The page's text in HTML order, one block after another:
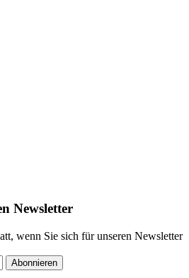
Newsletter
wenn Sie sich für unseren Newsletter
Abonnieren